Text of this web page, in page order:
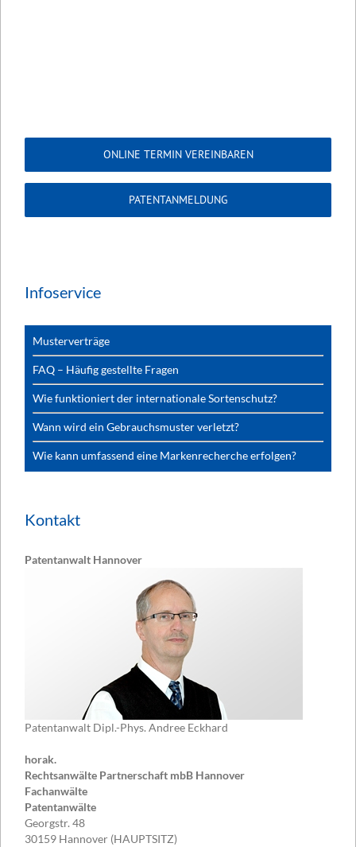
ONLINE TERMIN VEREINBAREN
PATENTANMELDUNG
Infoservice
Musterverträge
FAQ – Häufig gestellte Fragen
Wie funktioniert der internationale Sortenschutz?
Wann wird ein Gebrauchsmuster verletzt?
Wie kann umfassend eine Markenrecherche erfolgen?
Kontakt
Patentanwalt Hannover
Patentanwalt Dipl.-Phys. Andree Eckhard
horak.
Rechtsanwälte Partnerschaft mbB Hannover
Fachanwälte
Patentanwälte
Georgstr. 48
30159 Hannover (HAUPTSITZ)